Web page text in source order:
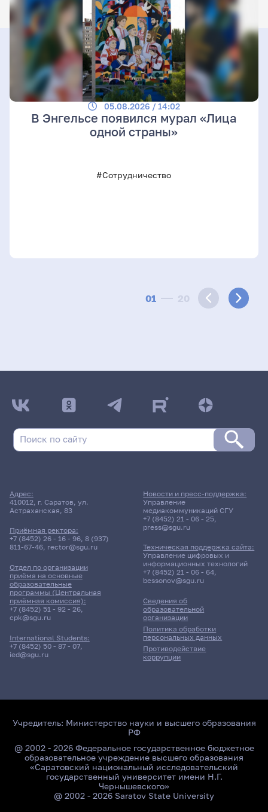
01 20
05.08.2026 / 14:02
В Энгельсе появился мурал «Лица
одной страны»
#Сотрудничество
Адрес:
410012, г. Саратов, ул.
Астраханская, 83
Приёмная ректора:
+7 (8452) 26 - 16 - 96, 8 (937)
811-67-46, rector@sgu.ru
Отдел по организации
приёма на основные
образовательные
программы (Центральная
приёмная комиссия):
+7 (8452) 51 - 92 - 26,
cpk@sgu.ru
International Students:
+7 (8452) 50 - 87 - 07,
ied@sgu.ru
Сведения об
образовательной
организации
Политика обработки
персональных данных
Противодействие
коррупции
Новости и пресс-поддержка:
Управление
медиакоммуникаций СГУ
+7 (8452) 21 - 06 - 25,
press@sgu.ru
Техническая поддержка сайта:
Управление цифровых и
информационных технологий
+7 (8452) 21 - 06 - 64,
bessonov@sgu.ru
Учредитель: Министерство науки и высшего образования
РФ
@ 2002 - 2026 Федеральное государственное бюджетное
образовательное учреждение высшего образования
«Саратовский национальный исследовательский
государственный университет имени Н.Г.
Чернышевского»
@ 2002 - 2026 Saratov State University